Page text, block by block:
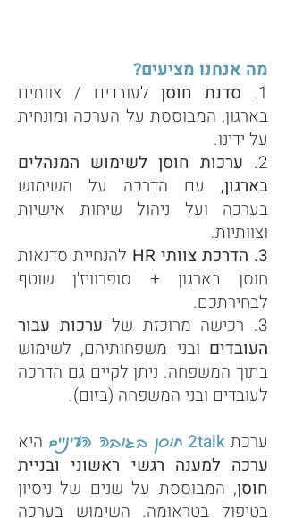
מה אנחנו מציעים?
1.
סדנת חוסןלעובדים / צוותים
בארגון, המבוססת על הערכה ומונחית
על ידינו.
2.
ערכות חוסן לשימוש המנהלים
בארגון, עם הדרכה על השימוש
בערכה ועל ניהול שיחות אישיות
וצוותיות.
3. הדרכת צוותי HR
להנחיית סדנאות
חוסן בארגון + סופרוויז'ן שוטף
לבחירתכם.
3. רכישה מרוכזת של
ערכות עבור
העובדים ובני משפחותיהם, לשימוש
בתוך המשפחה. ניתן לקיים גם הדרכה
לעובדים ובני המשפחה (בזום).
ערכת 2talk חוסן בגובה העיניים היא
ערכה למענה רגשי ראשוניובניית
חוסן, המבוססת על שנים של ניסיון
בטיפול בטראומה. השימוש בערכה